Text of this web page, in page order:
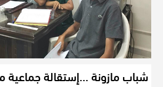
شباب مازونة …إستقالة جماعية